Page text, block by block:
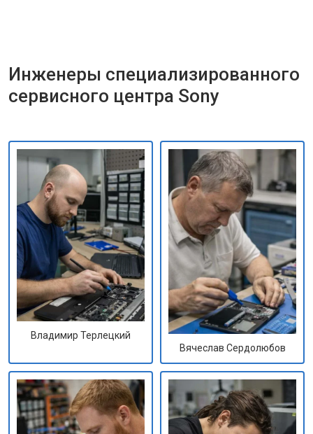
Инженеры специализированного
сервисного центра Sony
Владимир Терлецкий
Вячеслав Сердолюбов